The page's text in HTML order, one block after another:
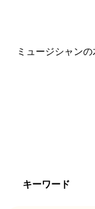
ミュージシャン
キーワード